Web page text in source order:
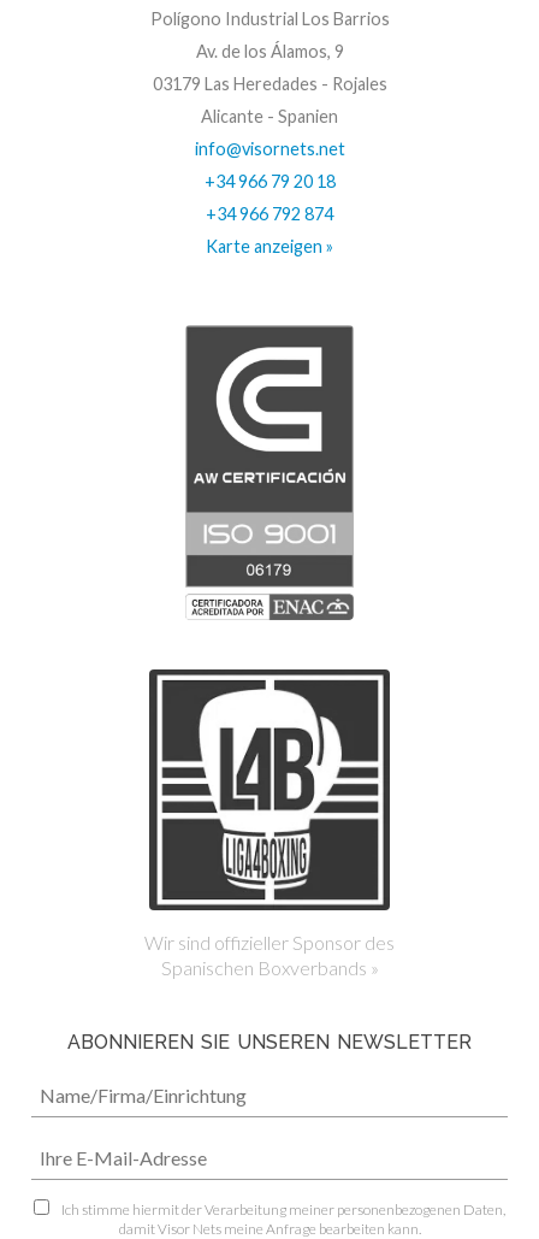
Polígono Industrial Los Barrios
Av. de los Álamos, 9
03179 Las Heredades - Rojales
Alicante - Spanien
info@visornets.net
+34 966 79 20 18
+34 966 792 874
Karte anzeigen »
Wir sind offizieller Sponsor des
Spanischen Boxverbands »
ABONNIEREN SIE UNSEREN NEWSLETTER
Ich stimme hiermit der Verarbeitung meiner personenbezogenen Daten,
damit Visor Nets meine Anfrage bearbeiten kann.